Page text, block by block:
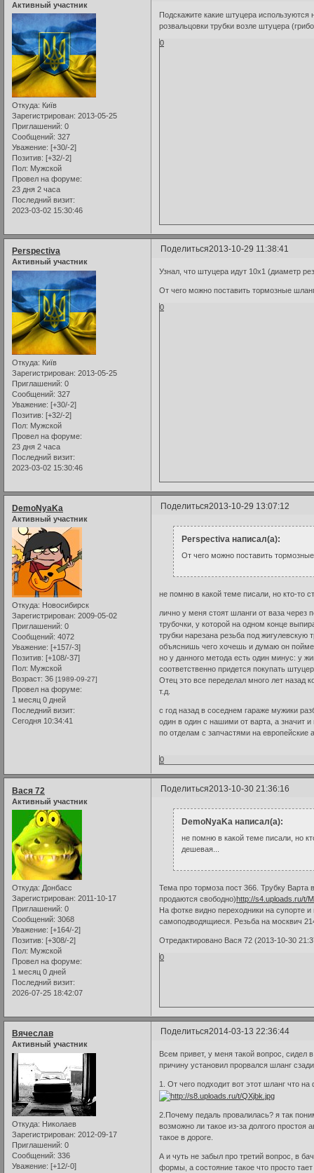
Активный участник
Откуда: Київ
Зарегистрирован: 2013-05-25
Приглашений: 0
Сообщений: 327
Уважение: [+30/-2]
Позитив: [+32/-2]
Пол: Мужской
Провел на форуме:
23 дня 2 часа
Последний визит:
2023-03-02 15:30:46
Подскажите какие штуцера используются
розвальцовки трубки возле штуцера
0
Поделиться2013-10-29 11:38:41
Perspectiva
Активный участник
Откуда: Київ
Зарегистрирован: 2013-05-25
Приглашений: 0
Сообщений: 327
Уважение: [+30/-2]
Позитив: [+32/-2]
Пол: Мужской
Провел на форуме:
23 дня 2 часа
Последний визит:
2023-03-02 15:30:46
Узнал, что штуцера идут 10х1 (диаметр
От чего можно поставить тормозные
0
Поделиться2013-10-29 13:07:12
DemoNyaKa
Активный участник
Откуда: Новосибирск
Зарегистрирован: 2009-05-02
Приглашений: 0
Сообщений: 4072
Уважение: [+157/-3]
Позитив: [+108/-37]
Пол: Мужской
Возраст: 36 [1989-09-27]
Провел на форуме:
1 месяц 0 дней
Последний визит:
Сегодня 10:34:41
Perspectiva написал(а):
От чего можно поставить
не помню в какой теме писали, но кто-то
лично у меня стоят шланги от ваза через
трубочки, у которой на одном конце
трубки нарезана резьба под жигулевскую
объяснишь чего хочешь и думаю он
но у данного метода есть один минус: у
соответственно придется покупать
Отец это все переделал много лет назад
т.д.
с год назад в соседнем гараже мужики
один в один с нашими от варта, а значит
по отделам с запчастями на
0
Поделиться2013-10-30 21:36:16
Вася 72
Активный участник
Откуда: Донбасс
Зарегистрирован: 2011-10-17
Приглашений: 0
Сообщений: 3068
Уважение: [+164/-2]
Позитив: [+308/-2]
Пол: Мужской
Провел на форуме:
1 месяц 0 дней
Последний визит:
2026-07-25 18:42:07
DemoNyaKa написал(а):
не помню в какой теме писали, но
дешевая...
Тема про тормоза пост 366. Трубку Варта
продаются свободно)http://s4.uploads.ru/t/
На фотке видно переходники на супорте
самоподводящиеся. Резьба на москвич
Отредактировано Вася 72 (2013-10-30
0
Поделиться2014-03-13 22:36:44
Вячеслав
Активный участник
Откуда: Николаев
Зарегистрирован: 2012-09-17
Приглашений: 0
Сообщений: 336
Уважение: [+12/-0]
Всем привет, у меня такой вопрос, сидел
причину установил прорвался шланг
1. От чего подходит вот этот шланг что
2.Почему педаль провалилась? я так
возможно ли такое из-за долгого
такое в дороге.
А и чуть не забыл про третий вопрос, в
формы, а состояние такое что просто